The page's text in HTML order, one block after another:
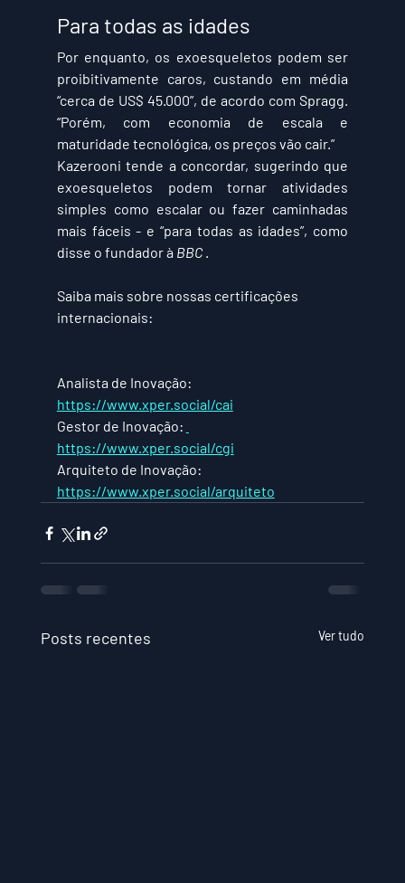
Para todas as idades
Por enquanto, os exoesqueletos podem ser
proibitivamente caros, custando em média
“cerca de US$ 45.000”, de acordo com Spragg.
“Porém, com economia de escala e
maturidade tecnológica, os preços vão cair.”
Kazerooni tende a concordar, sugerindo que
exoesqueletos podem tornar atividades
simples como escalar ou fazer caminhadas
mais fáceis - e “para todas as idades”, como
disse o fundador à BBC .
Saiba mais sobre nossas certificações
internacionais:
Analista de Inovação:
https://www.xper.social/cai
Gestor de Inovação:
https://www.xper.social/cgi
Arquiteto de Inovação:
https://www.xper.social/arquiteto
Posts recentes Ver tudo